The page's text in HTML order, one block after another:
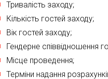
Тривалість заходу;
Кількість гостей заходу;
Вік гостей заходу;
Гендерне співвідношення
Місце проведення;
Терміни надання